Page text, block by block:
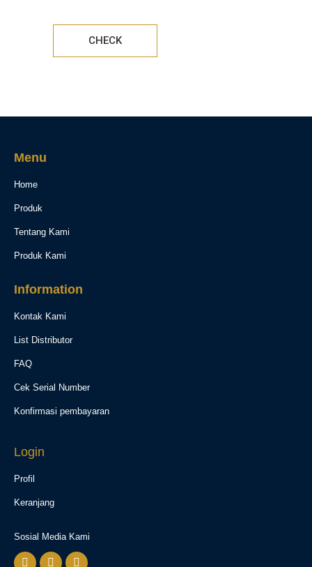
CHECK
Menu
Home
Produk
Tentang Kami
Produk Kami
Information
Kontak Kami
List Distributor
FAQ
Cek Serial Number
Konfirmasi pembayaran
Login
Profil
Keranjang
Sosial Media Kami